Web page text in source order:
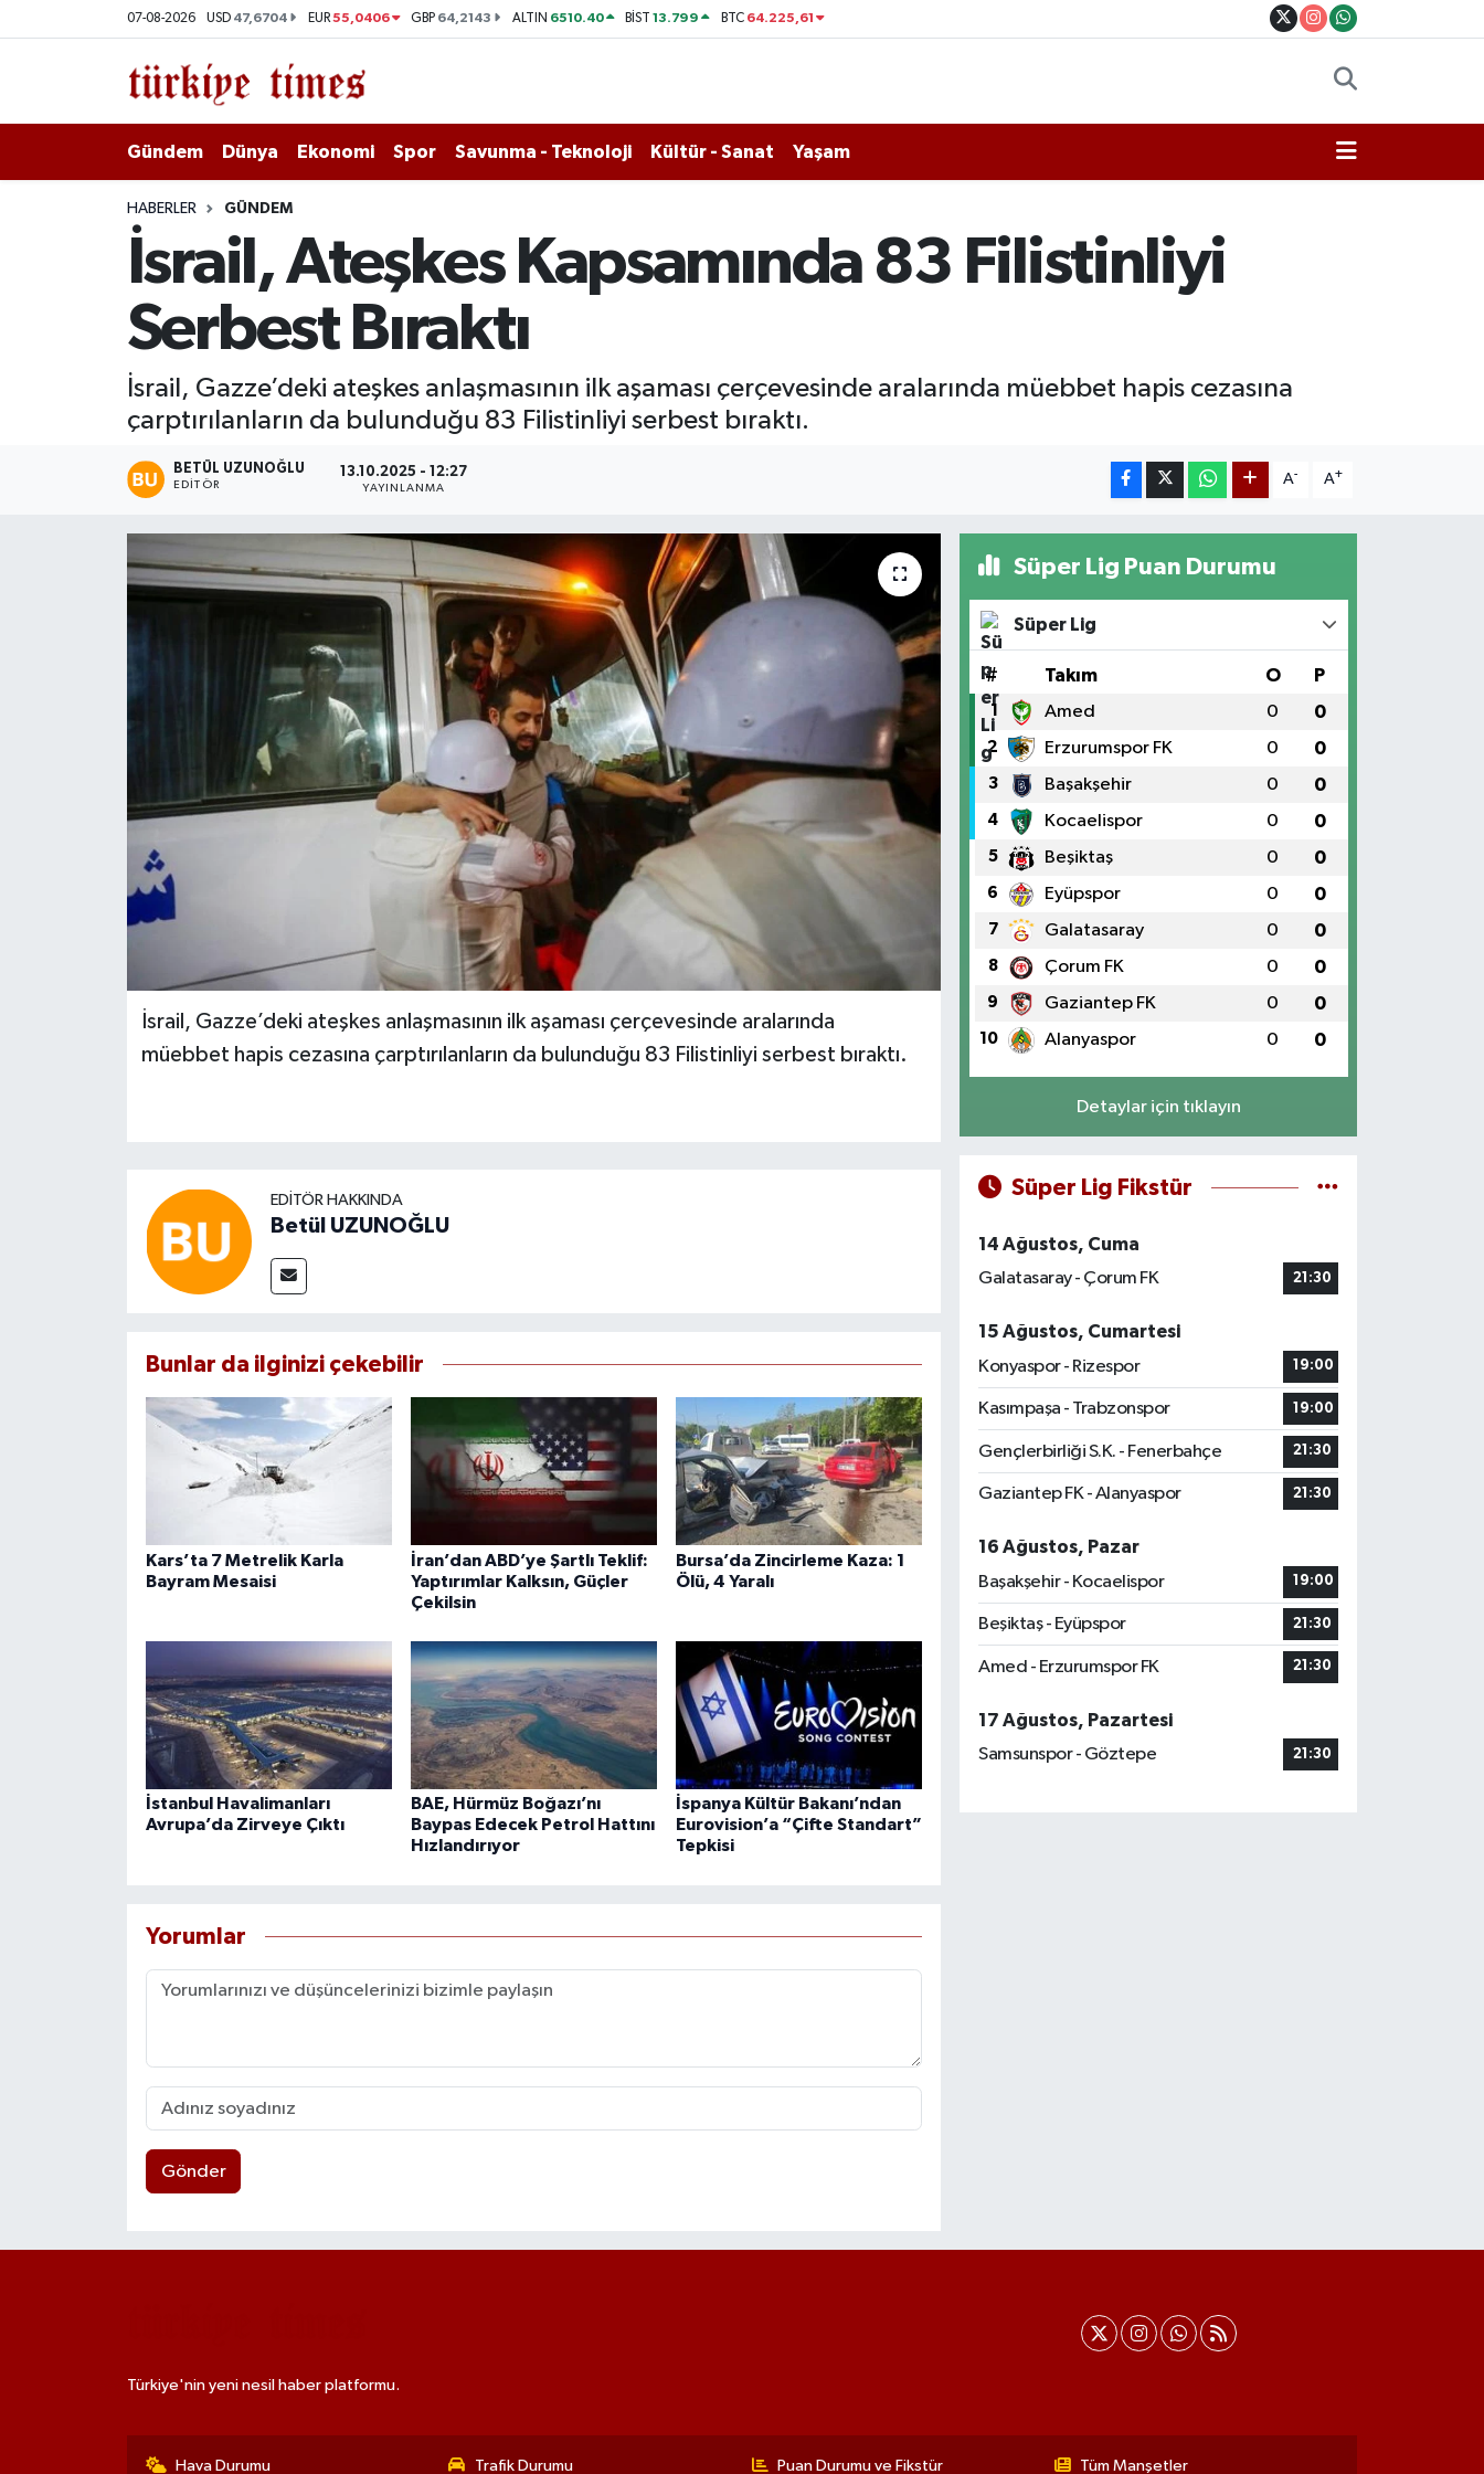
07-08-2026 USD 47,6704 EUR55,0406 GBP 64,2143 ALTIN 6510.40 BİST13.799 BTC 64.225,61
Gündem Dünya Ekonomi Spor Savunma - Teknoloji Kültür - Sanat Yaşam
HABERLER GÜNDEM
İsrail, Ateşkes Kapsamında 83 Filistinliyi
Serbest Bıraktı
İsrail, Gazze’deki ateşkes anlaşmasının ilk aşaması çerçevesinde aralarında müebbet hapis cezasına
çarptırılanların da bulunduğu 83 Filistinliyi serbest bıraktı.
BETÜL UZUNOĞLU
EDITÖR
13.10.2025 - 12:27
YAYINLANMA
A- A+
İsrail, Gazze’deki ateşkes anlaşmasının ilk aşaması çerçevesinde aralarında
müebbet hapis cezasına çarptırılanların da bulunduğu 83 Filistinliyi serbest bıraktı.
EDITÖR HAKKINDA
Betül UZUNOĞLU
Bunlar da ilginizi çekebilir
Kars’ta 7 Metrelik Karla
Bayram Mesaisi
İran’dan ABD’ye Şartlı Teklif:
Yaptırımlar Kalksın, Güçler
Çekilsin
Bursa’da Zincirleme Kaza: 1
Ölü, 4 Yaralı
İstanbul Havalimanları
Avrupa’da Zirveye Çıktı
BAE, Hürmüz Boğazı’nı
Baypas Edecek Petrol Hattını
Hızlandırıyor
İspanya Kültür Bakanı’ndan
Eurovision’a “Çifte Standart”
Tepkisi
Yorumlar
Gönder
Süper Lig Puan Durumu
Süper Lig
# Takım O P
1 Amed 0 0
2 Erzurumspor FK 0 0
3 Başakşehir 0 0
4 Kocaelispor 0 0
5 Beşiktaş 0 0
6 Eyüpspor 0 0
7 Galatasaray 0 0
8 Çorum FK 0 0
9 Gaziantep FK 0 0
10 Alanyaspor 0 0
Detaylar için tıklayın
Süper Lig Fikstür
14 Ağustos, Cuma
Galatasaray - Çorum FK
21:30
15 Ağustos, Cumartesi
Konyaspor - Rizespor
19:00
Kasımpaşa - Trabzonspor 19:00
Gençlerbirliği S.K. - Fenerbahçe 21:30
Gaziantep FK - Alanyaspor 21:30
16 Ağustos, Pazar
Başakşehir - Kocaelispor
19:00
Beşiktaş - Eyüpspor 21:30
Amed - Erzurumspor FK 21:30
17 Ağustos, Pazartesi
Samsunspor - Göztepe
21:30
Türkiye'nin yeni nesil haber platformu.
Hava Durumu Trafik Durumu Puan Durumu ve Fikstür Tüm Manşetler
Gündem
Savunma - Teknoloji
Hava Durumu
Süper Lig Puan Durumu ve Fikstür
Tüm Manşetler
Son Dakika Haberleri